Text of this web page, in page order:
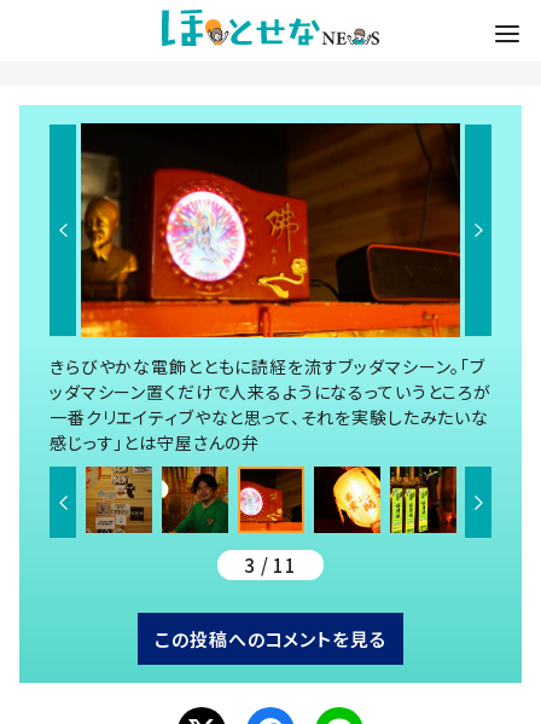
きらびやかな電飾とともに読経を流すブッダマシーン。「ブ
ッダマシーン置くだけで人来るようになるっていうところが
一番クリエイティブやなと思って、それを実験したみたいな
感じっす」とは守屋さんの弁
3 / 11
この投稿へのコメントを見る